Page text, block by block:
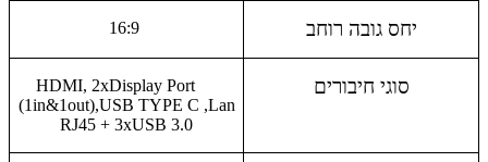
יחס גובה רוחב
סוגי חיבורים
HDMI, 2xDisplay Port
(1in&1out),USB TYPE C ,Lan
RJ45 + 3xUSB 3.0